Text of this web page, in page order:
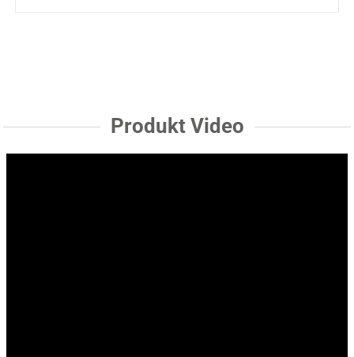
Produkt Video